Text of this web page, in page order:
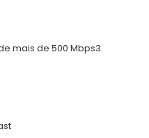
mais de 500 Mbps3